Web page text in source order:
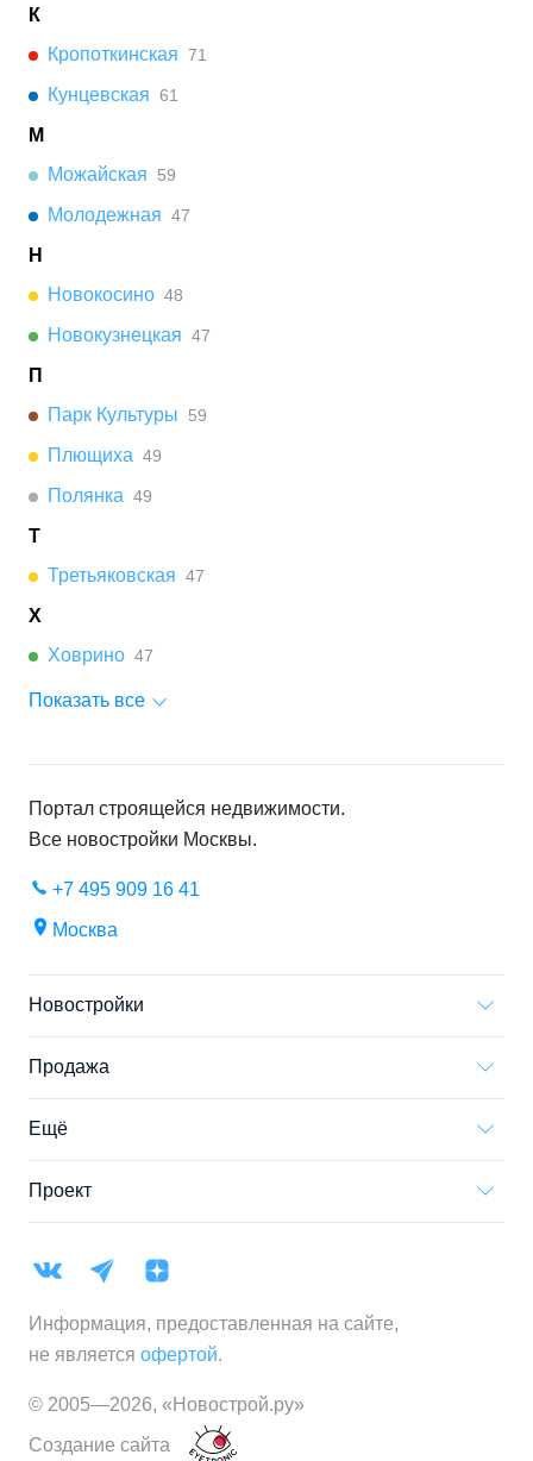
К
Кропоткинская 71
Кунцевская 61
М
Можайская
59
Молодежная 47
Н
Новокосино 48
Новокузнецкая 47
П
Парк Культуры
59
Плющиха 49
Полянка 49
Т
Третьяковская 47
Х
Ховрино 47
Показать все
Портал строящейся недвижимости.
Все новостройки Москвы.
+7 495 909 16 41
Москва
Новостройки
Продажа
Ещё
Проект
Информация, предоставленная на сайте,
не является офертой.
© 2005—2026, «Новострой.ру»
Создание сайта